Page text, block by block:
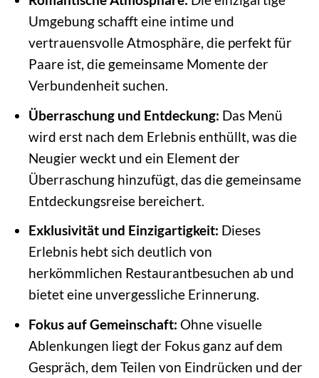
Umgebung schafft eine intime und
vertrauensvolle Atmosphäre, die perfekt für
Paare ist, die gemeinsame Momente der
Verbundenheit suchen.
Überraschung und Entdeckung: Das Menü
wird erst nach dem Erlebnis enthüllt, was die
Neugier weckt und ein Element der
Überraschung hinzufügt, das die gemeinsame
Entdeckungsreise bereichert.
Exklusivität und Einzigartigkeit: Dieses
Erlebnis hebt sich deutlich von
herkömmlichen Restaurantbesuchen ab und
bietet eine unvergessliche Erinnerung.
Fokus auf Gemeinschaft: Ohne visuelle
Ablenkungen liegt der Fokus ganz auf dem
Gespräch, dem Teilen von Eindrücken und der